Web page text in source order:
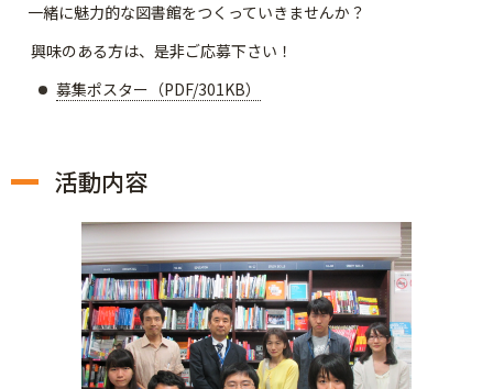
一緒に魅力的な図書館をつくっていきませんか？
興味のある方は、是非ご応募下さい！
募集ポスター（PDF/301KB）
活動内容